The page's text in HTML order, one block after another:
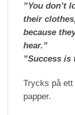
”You don’t
their
because
hear.”
”Success is
Trycks på
papper.